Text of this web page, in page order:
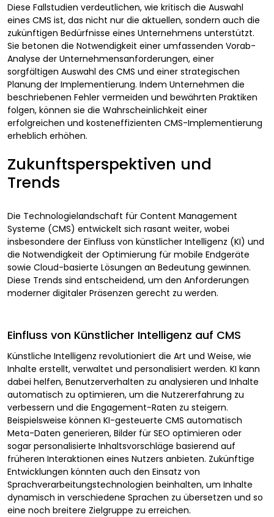
Diese Fallstudien verdeutlichen, wie kritisch die Auswahl
eines CMS ist, das nicht nur die aktuellen, sondern auch die
zukünftigen Bedürfnisse eines Unternehmens unterstützt.
Sie betonen die Notwendigkeit einer umfassenden Vorab-
Analyse der Unternehmensanforderungen, einer
sorgfältigen Auswahl des CMS und einer strategischen
Planung der Implementierung. Indem Unternehmen die
beschriebenen Fehler vermeiden und bewährten Praktiken
folgen, können sie die Wahrscheinlichkeit einer
erfolgreichen und kosteneffizienten CMS-Implementierung
erheblich erhöhen.
Zukunftsperspektiven und
Trends
Die Technologielandschaft für Content Management
Systeme (CMS) entwickelt sich rasant weiter, wobei
insbesondere der Einfluss von künstlicher Intelligenz (KI) und
die Notwendigkeit der Optimierung für mobile Endgeräte
sowie Cloud-basierte Lösungen an Bedeutung gewinnen.
Diese Trends sind entscheidend, um den Anforderungen
moderner digitaler Präsenzen gerecht zu werden.
Einfluss von Künstlicher Intelligenz auf CMS
Künstliche Intelligenz revolutioniert die Art und Weise, wie
Inhalte erstellt, verwaltet und personalisiert werden. KI kann
dabei helfen, Benutzerverhalten zu analysieren und Inhalte
automatisch zu optimieren, um die Nutzererfahrung zu
verbessern und die Engagement-Raten zu steigern.
Beispielsweise können KI-gesteuerte CMS automatisch
Meta-Daten generieren, Bilder für SEO optimieren oder
sogar personalisierte Inhaltsvorschläge basierend auf
früheren Interaktionen eines Nutzers anbieten. Zukünftige
Entwicklungen könnten auch den Einsatz von
Sprachverarbeitungstechnologien beinhalten, um Inhalte
dynamisch in verschiedene Sprachen zu übersetzen und so
eine noch breitere Zielgruppe zu erreichen.